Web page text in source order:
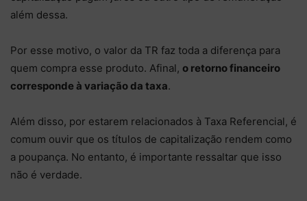
além dessa.
Por esse motivo, o valor da TR faz toda a diferença para
quem compra esse produto. Afinal, o retorno financeiro
corresponde à variação da taxa.
Além disso, por estarem relacionados à Taxa Referencial, é
comum ouvir que os títulos de capitalização rendem como
a poupança. No entanto, é importante ressaltar que isso
não é verdade.